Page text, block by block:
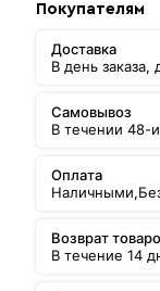
Покупателям
Доставка
В день заказа,
Самовывоз
В течении 48-
Оплата
Наличными,
Возврат
В течение 14